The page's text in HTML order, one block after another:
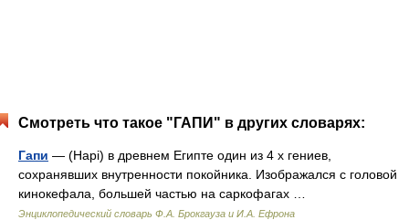
Смотреть что такое "ГАПИ" в других словарях:
Гапи — (Hapi) в древнем Египте один из 4 х гениев,
сохранявших внутренности покойника. Изображался с головой
кинокефала, большей частью на саркофагах …
Энциклопедический словарь Ф.А. Брокгауза и И.А. Ефрона